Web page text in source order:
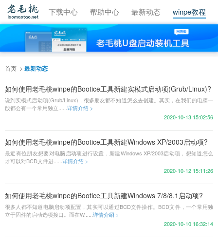
视频教程 下载中心 帮助中心 最新动态 winpe教程
首页 最新动态
如何使用老毛桃winpe的Bootice工具新建实模式启动项(Grub/Linux)?
说到实模式启动项(Grub/Linux)，很多朋友都不知道怎么去创建。其实，在我们的电脑一
般都会有一个常用独立...... 详情介绍 >
2020-10-13 15:02:56
如何使用老毛桃winpe的Bootice工具新建Windows XP/2003启动项?
最近有位朋友想要对电脑启动项进行设置，新建Windows XP/2003启动项，想知道怎么
才可以对BCD文件进......详情介绍 >
2020-10-12 15:11:26
如何使用老毛桃winpe的Bootice工具新建Windows 7/8/8.1启动项?
很多人都不知道电脑启动项配置，其实可以通过BCD文件操作。BCD文件，一个常用独
立于固件的启动选项接口。而在W...... 详情介绍 >
2020-10-10 16:32:14